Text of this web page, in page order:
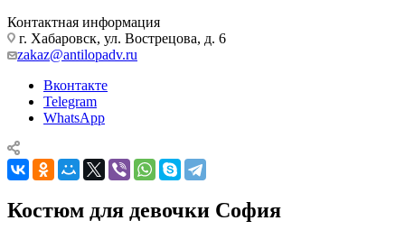
Контактная информация
г. Хабаровск, ул. Вострецова, д. 6
zakaz@antilopadv.ru
Вконтакте
Telegram
WhatsApp
Костюм для девочки София